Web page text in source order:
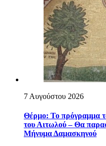
7 Αυγούστου 2026
Θέρμο: Το πρόγραμμα
του Αιτωλού – Θα
Mήνυμα Δαμασκηνού